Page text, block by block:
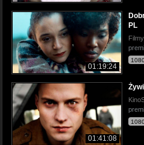
01:19:24
PL
01:41:08